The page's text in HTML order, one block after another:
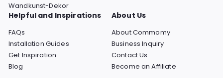
Wandkunst-Dekor
Helpful and Inspirations
FAQs
Installation Guides
Get Inspiration
Blog
About Us
About Commomy
Business Inquiry
Contact Us
Become an Affiliate